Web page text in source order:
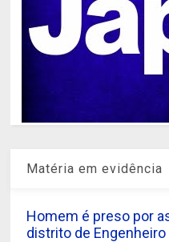
Matéria em evidência
Homem é preso por
distrito de